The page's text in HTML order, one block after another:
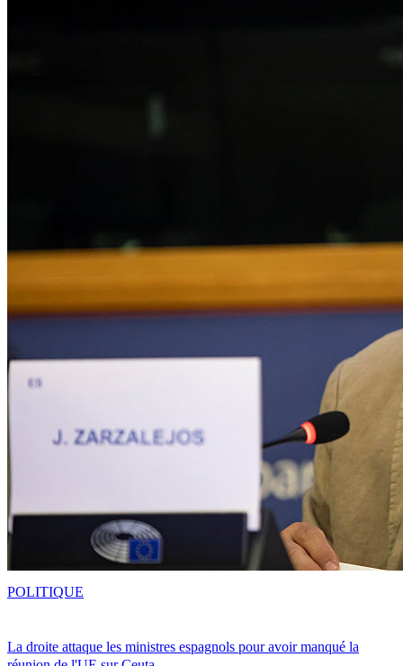
La droite attaque les ministres espagnols pour avoir manqué la
POLITIQUE